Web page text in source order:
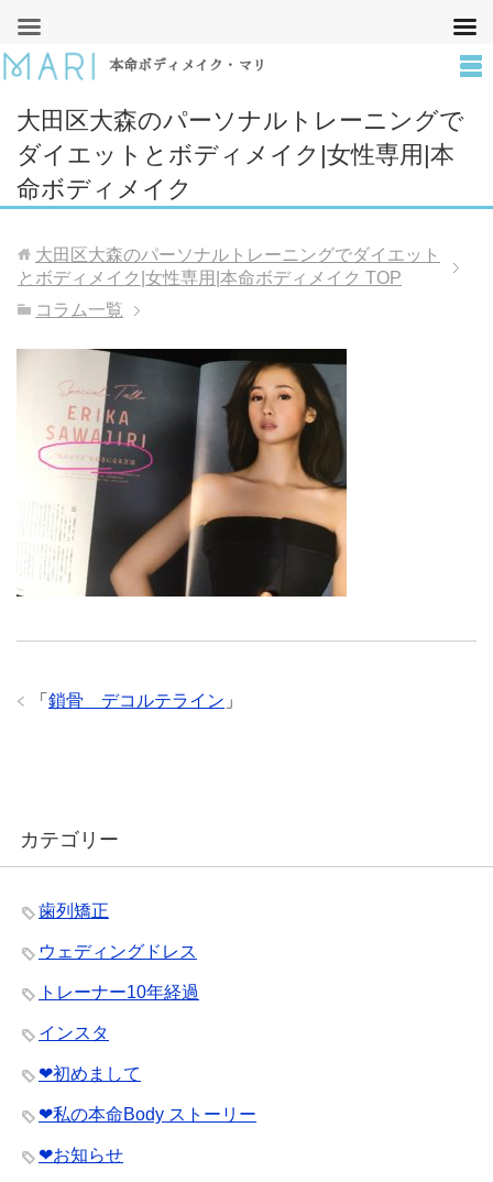
本命ボディメイク・マリ
大田区大森のパーソナルトレーニングで
ダイエットとボディメイク|女性専用|本
命ボディメイク
大田区大森のパーソナルトレーニングでダイエット
とボディメイク|女性専用|本命ボディメイク TOP
コラム一覧
「 鎖骨＿デコルテライン 」
カテゴリー
歯列矯正
ウェディングドレス
トレーナー10年経過
インスタ
❤︎初めまして
❤︎私の本命Body ストーリー
❤︎お知らせ